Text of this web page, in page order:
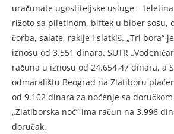
uračunate ugostiteljske usluge –
rižoto sa piletinom, biftek u biber sosu,
čorba, salate, rakije i slatkiš. „Tri bora“
iznosu od 3.551 dinara. SUTR
računa u iznosu od 24.654,47 dinara, a
odmaralištu Beograd na Zlatiboru
od 9.102 dinara za noćenje sa
„Zlatiborska noć“ ima račun na 3.996
doručak.